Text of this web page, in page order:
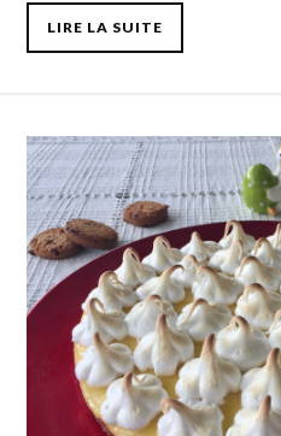
LIRE LA SUITE